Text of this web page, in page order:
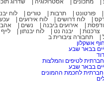
מתכונים אסטרולוגיה
שדרוג
פורטונט תרבות טורים
לוח
לוח דרושים לוח אירועים
אירועים ביבנה נשים
צרכנות יבנה נט לוח יבנתון
תחבורה ציבורית ב
אשקלון
בבאר שבע
לטיפים והמלצות
בבאר שבע